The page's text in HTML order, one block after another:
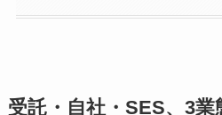
受託・自社・SES、3